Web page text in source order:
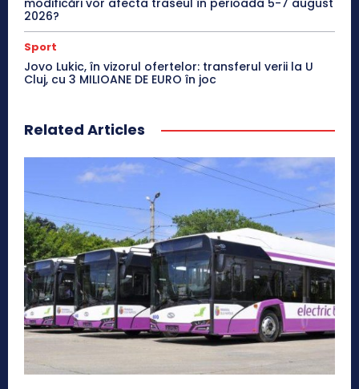
2026?
Sport
Jovo Lukic, în vizorul ofertelor: transferul verii la U
Cluj, cu 3 MILIOANE DE EURO în joc
Related Articles